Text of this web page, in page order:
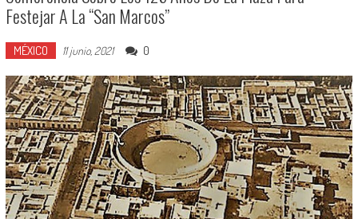
Festejar A La “San Marcos”
MÉXICO 11 junio, 2021 0